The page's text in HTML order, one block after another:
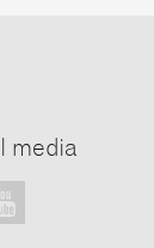
media